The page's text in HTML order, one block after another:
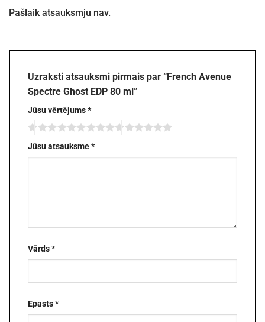
Pašlaik atsauksmju nav.
Uzraksti atsauksmi pirmais par “French Avenue
Spectre Ghost EDP 80 ml”
Jūsu vērtējums*
Jūsu atsauksme*
Vārds*
Epasts*